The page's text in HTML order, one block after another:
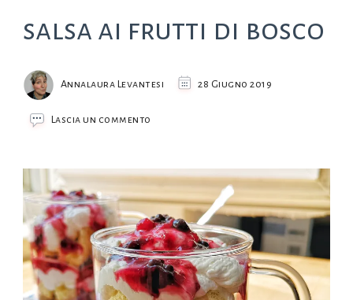
salsa ai frutti di bosco
Annalaura Levantesi 28 Giugno 2019
Lascia un commento
cake
con
salsa
ai
frutti
di
bosco